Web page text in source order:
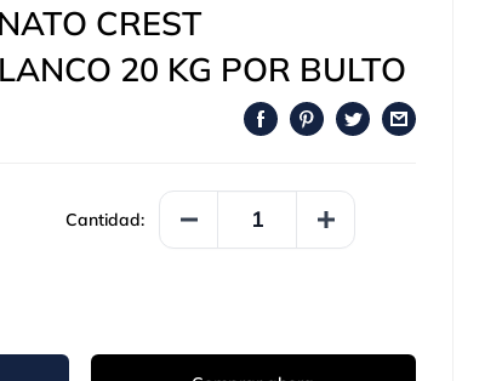
CREST
20 KG POR BULTO
Cantidad: